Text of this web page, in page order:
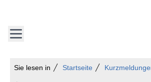
Sie lesen in Startseite